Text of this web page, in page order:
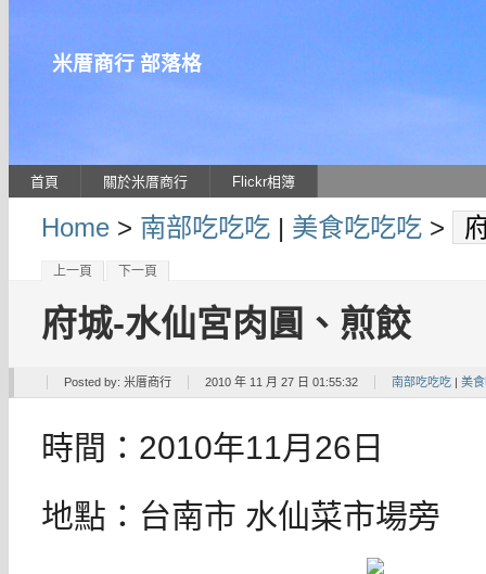
米厝商行 部落格
首頁 關於米厝商行 Flickr相簿
Home > 南部吃吃吃 | 美食吃吃吃 >
上一頁 下一頁
府城-水仙宮肉圓、煎餃
Posted by: 米厝商行 2010 年 11 月 27 日 01:55:32 南部吃吃吃 美
時間：2010年11月26日
地點：台南市 水仙菜市場旁